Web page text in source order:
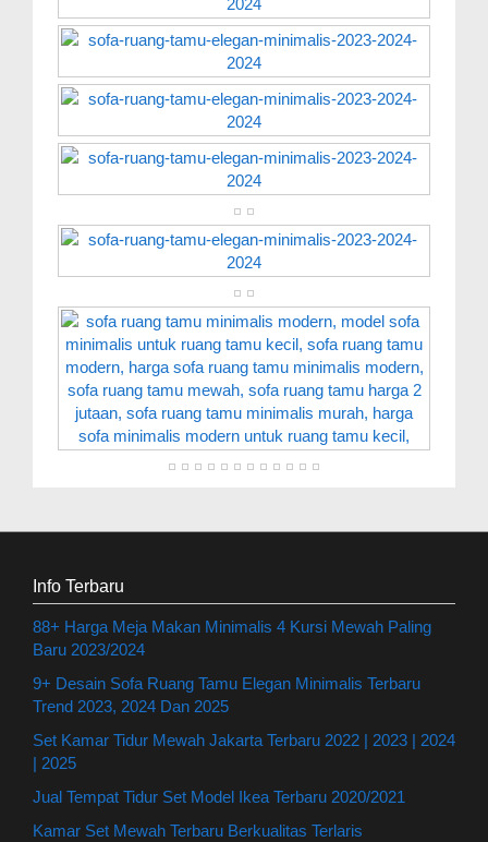
Info Terbaru
88+ Harga Meja Makan Minimalis 4 Kursi Mewah Paling
Baru 2023/2024
9+ Desain Sofa Ruang Tamu Elegan Minimalis Terbaru
Trend 2023, 2024 Dan 2025
Set Kamar Tidur Mewah Jakarta Terbaru 2022 | 2023 | 2024
| 2025
Jual Tempat Tidur Set Model Ikea Terbaru 2020/2021
Kamar Set Mewah Terbaru Berkualitas Terlaris